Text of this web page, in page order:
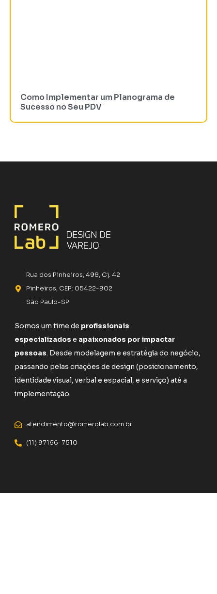
Como Implementar um Planograma de
Sucesso no Seu PDV
Rua dos Pinheiros, 498, Cj. 42
Pinheiros, CEP: 05422-902
São Paulo-SP
Somos um time de profissionais
especializados e apaixonados por impactar
pessoas. Desde modelagem e estratégia do negócio,
passando pelas criações de design (posicionamento,
identidade visual, verbal e espacial, e serviço) até a
implementação
atendimento@romerolab.com.br
(11) 97166-7510